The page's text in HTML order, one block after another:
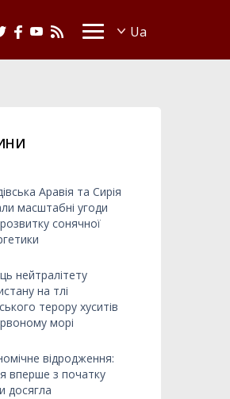
Аравія та Сирія
масштабні угоди
сонячної
нейтралітету
на тлі
терору хуситів
морі
відродження:
вперше з початку
досягла